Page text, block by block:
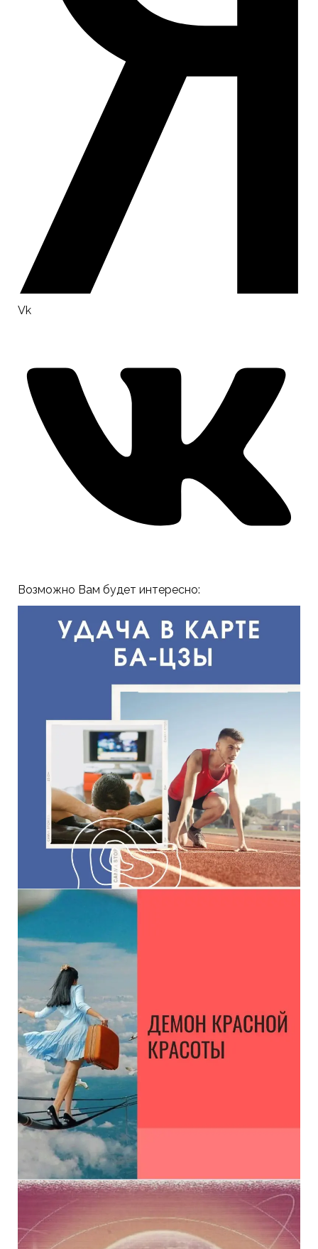
Vk
Возможно Вам будет интересно: